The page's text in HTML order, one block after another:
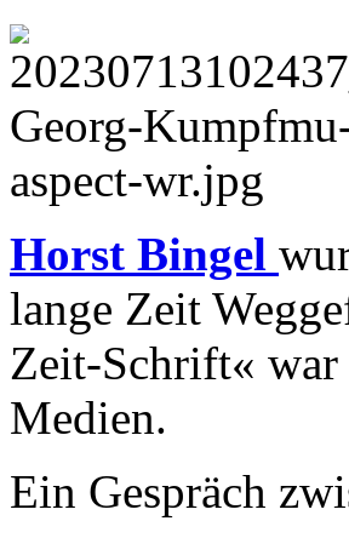
Horst Bingel
lange Zeit
Zeit-Schrift« war
Medien.
Ein Gespräch